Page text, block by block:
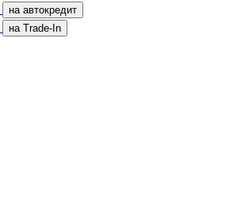
на автокредит
на Trade-In